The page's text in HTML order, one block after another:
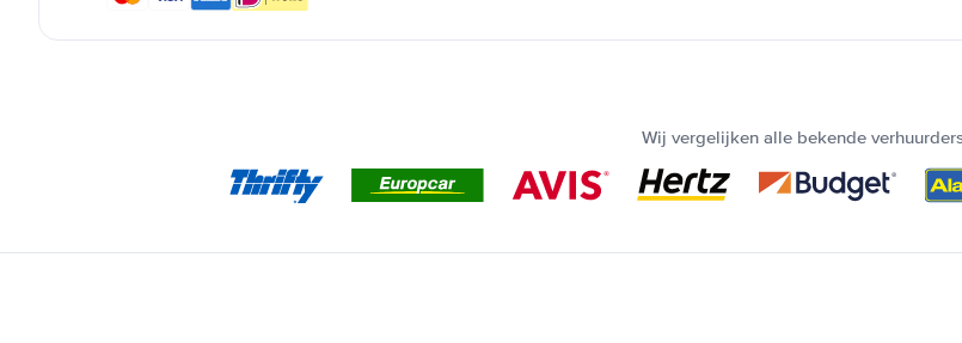
Wij vergelijken alle bekende